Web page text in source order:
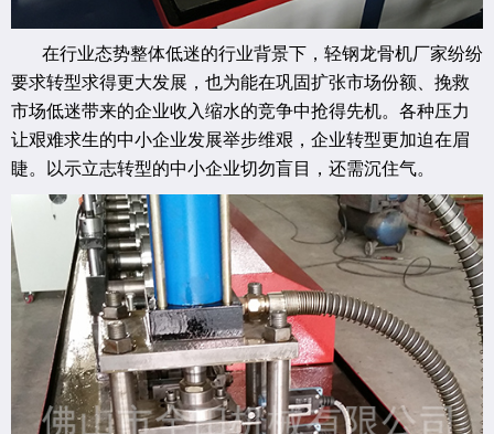
在行业态势整体低迷的行业背景下，轻钢龙骨机厂家纷纷
要求转型求得更大发展，也为能在巩固扩张市场份额、挽救
市场低迷带来的企业收入缩水的竞争中抢得先机。各种压力
让艰难求生的中小企业发展举步维艰，企业转型更加迫在眉
睫。以示立志转型的中小企业切勿盲目，还需沉住气。